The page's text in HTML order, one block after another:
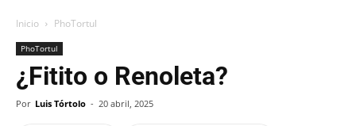
Inicio PhoTortul
PhoTortul
¿Fitito o Renoleta?
Por Luis Tórtolo - 20 abril, 2025